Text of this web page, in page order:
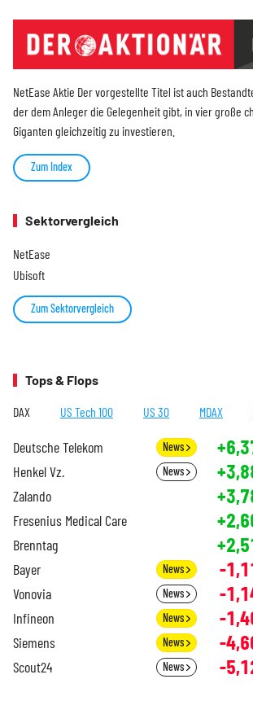
NetEase Aktie Der vorgestellte Titel ist auch
der dem Anleger die Gelegenheit gibt, in vier große
Giganten gleichzeitig zu investieren.
Zum Index
Sektorvergleich
NetEase
Ubisoft
Zum Sektorvergleich
Tops & Flops
DAX US Tech 100 US 30 MDAX
Deutsche Telekom News
Henkel Vz. News
Zalando
Fresenius Medical Care
Brenntag
Bayer News -
Vonovia News -
Infineon News -
Siemens News -
Scout24 News -